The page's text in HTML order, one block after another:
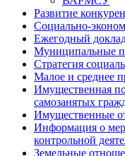
Развитие
Социально-
Ежегодный
Муниципальные
Стратегия
Малое и среднее
Имущественная
самозанятых
Имущественные
Информация о
контрольной
Земельные